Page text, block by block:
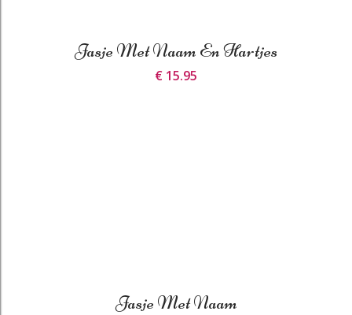
Jasje Met Naam En Hartjes
€ 15.95
Jasje Met Naam